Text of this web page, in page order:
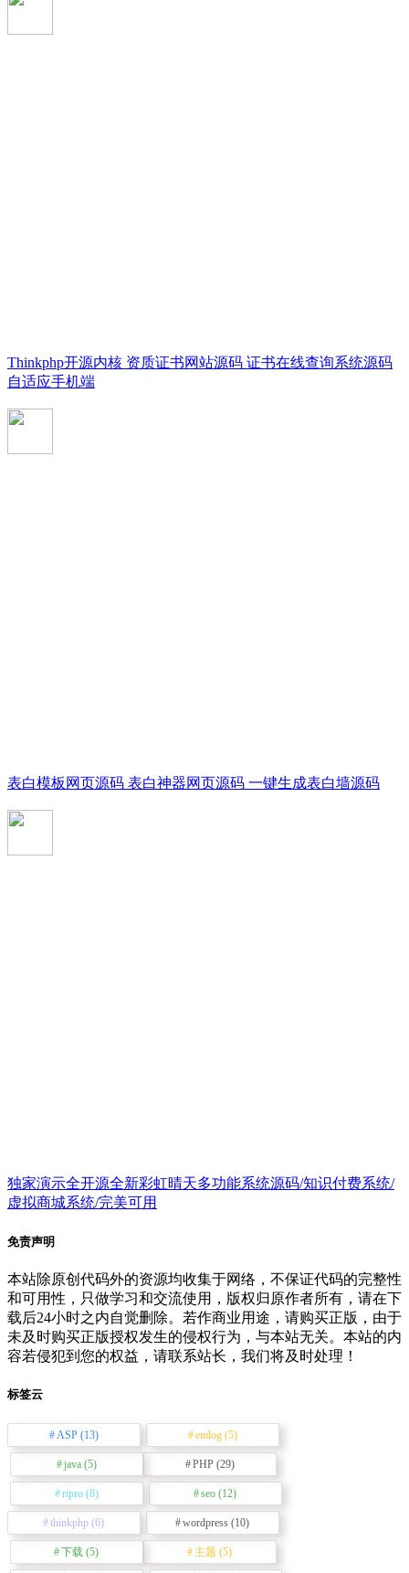
Thinkphp开源内核 资质证书网站源码 证书在线查询系统源码
自适应手机端
表白模板网页源码 表白神器网页源码 一键生成表白墙源码
独家演示全开源全新彩虹晴天多功能系统源码/知识付费系统/
虚拟商城系统/完美可用
免责声明
本站除原创代码外的资源均收集于网络，不保证代码的完整性
和可用性，只做学习和交流使用，版权归原作者所有，请在下
载后24小时之内自觉删除。若作商业用途，请购买正版，由于
未及时购买正版授权发生的侵权行为，与本站无关。本站的内
容若侵犯到您的权益，请联系站长，我们将及时处理！
标签云
ASP(13) emlog(5)
java(5) PHP(29)
ripro(8) seo (12)
thinkphp (6) wordpress (10)
下载 (5) 主题 (5)